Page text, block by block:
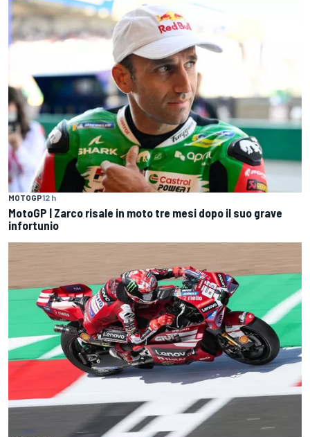
MOTOGP12 h
MotoGP | Zarco risale in moto tre mesi dopo il suo grave
infortunio